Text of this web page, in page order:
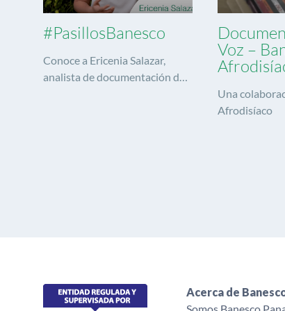
#PasillosBanesco
Conoce a Ericenia Salazar,
analista de documentación de
Voz –
Una
Afrodisíaco
Acerca de